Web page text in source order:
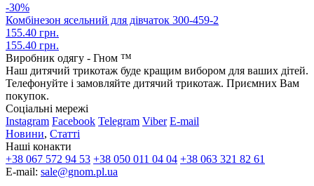
-30%
Комбінезон ясельний для дівчаток 300-459-2
155.40 грн.
155.40 грн.
Виробник одягу - Гном ™
Наш дитячий трикотаж буде кращим вибором для ваших дітей.
Телефонуйте і замовляйте дитячий трикотаж. Приємних Вам
покупок.
Соціальні мережі
Instagram Facebook Telegram Viber E-mail
Новини, Статті
Наші конакти
+38 067 572 94 53 +38 050 011 04 04 +38 063 321 82 61
E-mail: sale@gnom.pl.ua